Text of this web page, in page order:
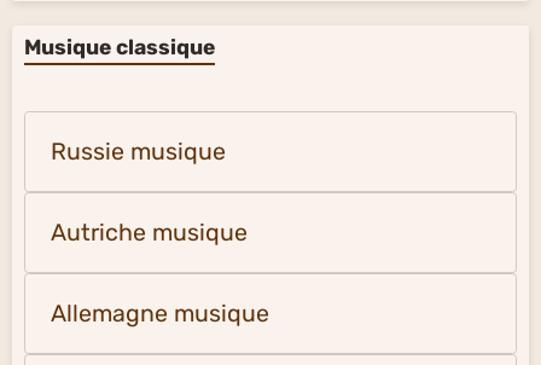
Musique classique
Russie musique
Autriche musique
Allemagne musique